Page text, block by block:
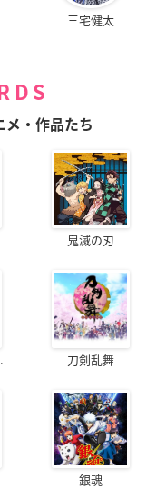
三宅健太
メ・作品たち
鬼滅の刃
刀剣乱舞
銀魂